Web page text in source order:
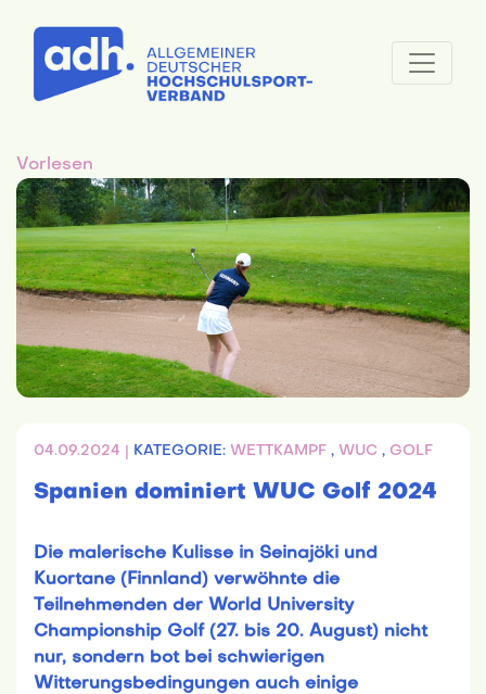
Vorlesen
04.09.2024 | KATEGORIE: WETTKAMPF , WUC , GOLF
Spanien dominiert WUC Golf 2024
Die malerische Kulisse in Seinajöki und
Kuortane (Finnland) verwöhnte die
Teilnehmenden der World University
Championship Golf (27. bis 20. August) nicht
nur, sondern bot bei schwierigen
Witterungsbedingungen auch einige